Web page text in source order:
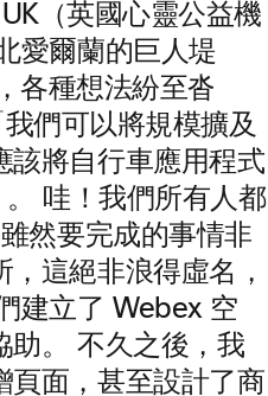
（英國心靈公益機
愛爾蘭的巨人堤
各種想法紛至沓
們可以將規模擴及
該將自行車應用程式
哇！我們所有人都
然要完成的事情非
這絕非浪得虛名，
建立了 Webex 空
助。 不久之後，我
頁面，甚至設計了商